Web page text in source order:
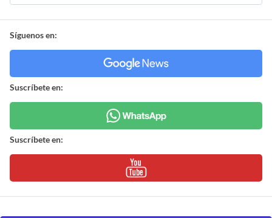
Síguenos en:
Suscríbete en:
Suscríbete en: